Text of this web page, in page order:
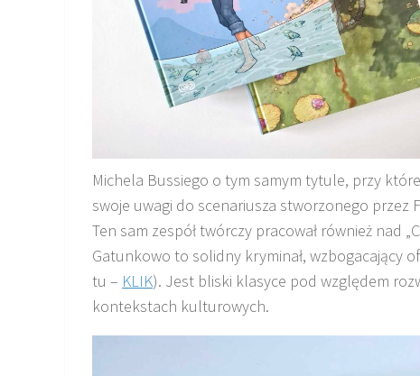
Michela Bussiego o tym samym tytule, przy
swoje uwagi do scenariusza stworzonego przez
Ten sam zespół twórczy pracował również nad
Gatunkowo to solidny kryminał, wzbogacający
tu – KLIK). Jest bliski klasyce pod względem
kontekstach kulturowych.